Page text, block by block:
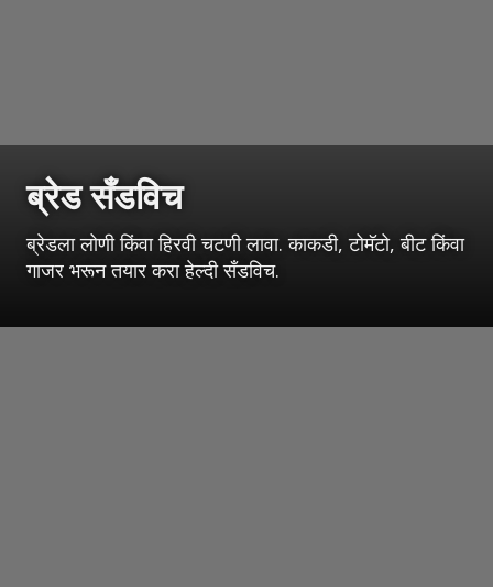
ब्रेड सँडविच
ब्रेडला लोणी किंवा हिरवी चटणी लावा. काकडी, टोमॅटो, बीट किंवा
गाजर भरून तयार करा हेल्दी सँडविच.